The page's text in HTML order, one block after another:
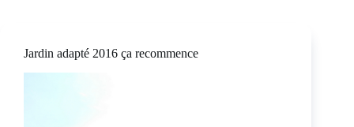
Jardin adapté 2016 ça recommence